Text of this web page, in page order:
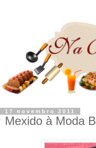
17 novembro 2011
Mexido à Moda